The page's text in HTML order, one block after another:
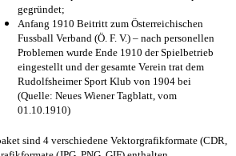
gegründet;
Anfang 1910 Beitritt zum Österreichischen
Fussball Verband (Ö. F. V.) – nach personellen
Problemen wurde Ende 1910 der Spielbetrieb
eingestellt und der gesamte Verein trat dem
Rudolfsheimer Sport Klub von 1904 bei
(Quelle: Neues Wiener Tagblatt, vom
01.10.1910)
sind 4 verschiedene Vektorgrafikformate (CDR,